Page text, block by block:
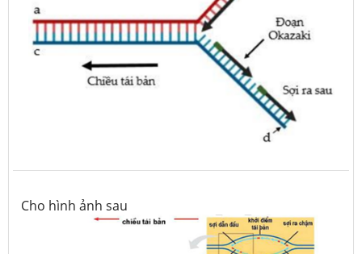
Cho hình ảnh sau